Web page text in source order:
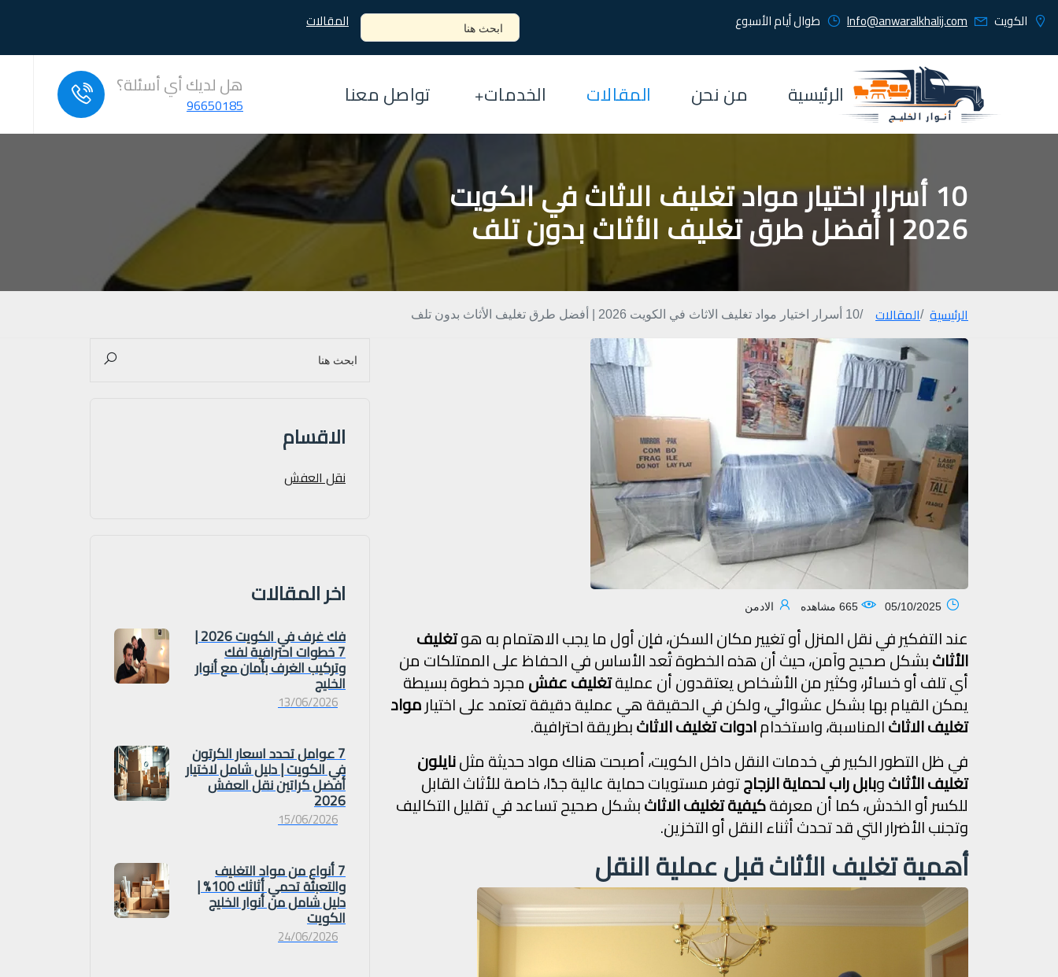
الكويت Info@anwaralkhalij.com طوال أيام الأسبوع المقالات
الرئيسية من نحن المقالات الخدمات تواصل معنا هل لديك أي أسئلة؟
96650185
10 أسرار اختيار مواد تغليف الاثاث في الكويت
2026 | أفضل طرق تغليف الأثاث بدون تلف
الرئيسية المقالات 10 أسرار اختيار مواد تغليف الاثاث في الكويت 2026 | أفضل طرق تغليف الأثاث بدون تلف
الادمن
عند التفكير في نقل المنزل أو تغيير مكان السكن، فإن أول ما يجب الاهتمام به هوتغليف
الأثاثبشكل صحيح وآمن، حيث أن هذه الخطوة تُعد الأساس في الحفاظ على الممتلكات من
أي تلف أو خسائر، وكثير من الأشخاص يعتقدون أن عمليةتغليف عفشمجرد خطوة بسيطة
يمكن القيام بها بشكل عشوائي، ولكن في الحقيقة هي عملية دقيقة تعتمد على اختيارمواد
تغليف الاثاثالمناسبة، واستخدامادوات تغليف الاثاثبطريقة احترافية.
في ظل التطور الكبير في خدمات النقل داخل الكويت، أصبحت هناك مواد حديثة مثلنايلون
تغليف الأثاثوبابل راب لحماية الزجاجتوفر مستويات حماية عالية جدًا، خاصة للأثاث القابل
للكسر أو الخدش، كما أن معرفةكيفية تغليف الاثاثبشكل صحيح تساعد في تقليل التكاليف
وتجنب الأضرار التي قد تحدث أثناء النقل أو التخزين.
أهمية تغليف الأثاث قبل عملية النقل
الاقسام
نقل العفش
اخر المقالات
فك غرف في الكويت 2026 |
7 خطوات احترافية لفك
وتركيب الغرف بأمان مع أنوار
الخليج
13/06/2026
7 عوامل تحدد اسعار الكرتون
في الكويت | دليل شامل لاختيار
أفضل كراتين نقل العفش
2026
15/06/2026
7 أنواع من مواد التغليف
والتعبئة تحمي أثاثك 100% |
دليل شامل من أنوار الخليج
الكويت
24/06/2026